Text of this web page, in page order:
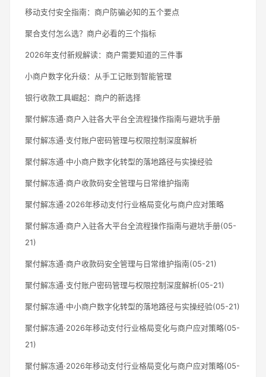
移动支付安全指南：商户防骗必知的五个要点
聚合支付怎么选？商户必看的三个指标
2026年支付新规解读：商户需要知道的三件事
小商户数字化升级：从手工记账到智能管理
银行收款工具崛起：商户的新选择
聚付解冻通·商户入驻各大平台全流程操作指南与避坑手册
聚付解冻通·支付账户密码管理与权限控制深度解析
聚付解冻通·中小商户数字化转型的落地路径与实操经验
聚付解冻通·商户收款码安全管理与日常维护指南
聚付解冻通·2026年移动支付行业格局变化与商户应对策略
聚付解冻通·商户入驻各大平台全流程操作指南与避坑手册(05-
21)
聚付解冻通·商户收款码安全管理与日常维护指南(05-21)
聚付解冻通·支付账户密码管理与权限控制深度解析(05-21)
聚付解冻通·中小商户数字化转型的落地路径与实操经验(05-21)
聚付解冻通·2026年移动支付行业格局变化与商户应对策略(05-
21)
聚付解冻通·2026年移动支付行业格局变化与商户应对策略(05-